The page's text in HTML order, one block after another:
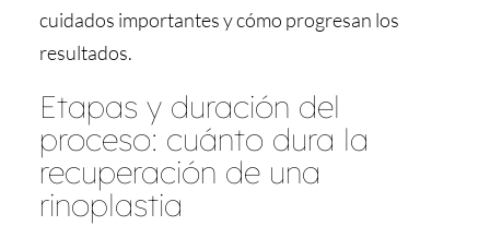
cuidados importantes y cómo progresan los
resultados.
Etapas y duración del
proceso: cuánto dura la
recuperación de una
rinoplastia